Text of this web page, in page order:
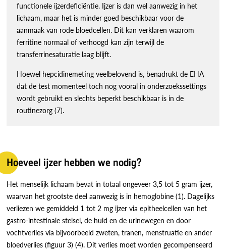
functionele ijzerdeficiëntie. Ijzer is dan wel aanwezig in het
lichaam, maar het is minder goed beschikbaar voor de
aanmaak van rode bloedcellen. Dit kan verklaren waarom
ferritine normaal of verhoogd kan zijn terwijl de
transferrinesaturatie laag blijft.
Hoewel hepcidinemeting veelbelovend is, benadrukt de EHA
dat de test momenteel toch nog vooral in onderzoekssettings
wordt gebruikt en slechts beperkt beschikbaar is in de
routinezorg (7).
Hoeveel ijzer hebben we nodig?
Het menselijk lichaam bevat in totaal ongeveer 3,5 tot 5 gram ijzer,
waarvan het grootste deel aanwezig is in hemoglobine (1). Dagelijks
verliezen we gemiddeld 1 tot 2 mg ijzer via epitheelcellen van het
gastro-intestinale stelsel, de huid en de urinewegen en door
vochtverlies via bijvoorbeeld zweten, tranen, menstruatie en ander
bloedverlies (figuur 3) (4). Dit verlies moet worden gecompenseerd